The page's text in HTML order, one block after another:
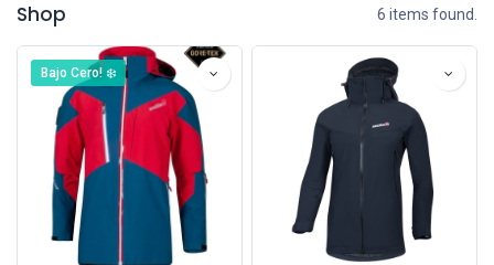
Shop 6 items found.
Bajo Cero! ❄️
Ivo · Refugio 73
● En línea